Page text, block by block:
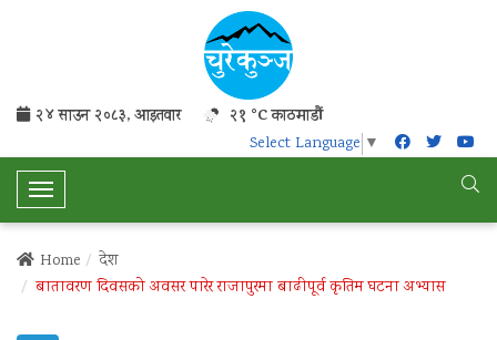
२४ साउन २०८३, आइतवार २१ °C काठमाडौं
Select Language ▼
T
o
Home
देश
बातावरण दिवसको अवसर पारेर राजापुरमा बाढीपूर्व कृतिम घटना अभ्यास